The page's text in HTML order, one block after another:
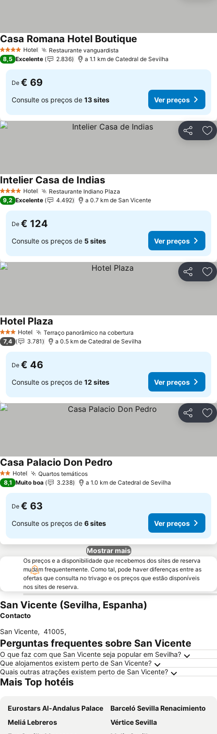
4 EstrelasHotel Restaurante vanguardista
Casa Romana Hotel Boutique
8,5 Excelente 2.836 a 1.1 km de Catedral de Sevilha
De € 69
Consulte os preços de 13 sites Ver preços
Partilhar
4 EstrelasHotel Restaurante Indiano Plaza
Intelier Casa de IndiasVer preços
9,2 Excelente 4.492 a 0.7 km de San Vicente
De € 124
Consulte os preços de 5 sites Ver preços
Partilhar
3 EstrelasHotel Terraço panorâmico na cobertura
Hotel Plaza
7,4 3.781 a 0.5 km de Catedral de Sevilha
De € 46
Consulte os preços de 12 sites Ver preços
Partilhar
2 Estrelas
Hotel Quartos temáticosVer preços
Casa Palacio Don Pedro
8,1 Muito boa 3.238 a 1.0 km de Catedral de Sevilha
De € 63
Consulte os preços de 6 sites Ver preços
Mostrar mais
Os preços e a disponibilidade que recebemos dos sites de reserva
mudam frequentemente. Como tal, pode haver diferenças entre as
ofertas que consulta no trivago e os preços que estão disponíveis
nos sites de reserva.
San Vicente (Sevilha, Espanha)
Contacto
San Vicente, 41005,
Perguntas frequentes sobre San Vicente
O que faz com que San Vicente seja popular em Sevilha?
Que alojamentos existem perto de San Vicente?
Quais outras atrações existem perto de San Vicente?
Mais Top hotéis
Eurostars Al-Andalus Palace
Barceló Sevilla Renacimiento
Meliá Lebreros
Vértice Sevilla